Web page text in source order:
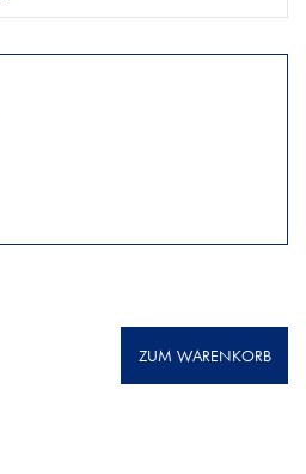
ZUM WARENKORB